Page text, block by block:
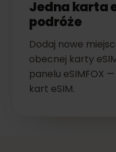
Jedna karta
podróże
Dodaj nowe
obecnej karty
panelu eSIMFOX
kart eSIM.